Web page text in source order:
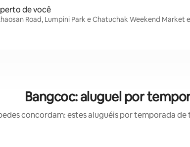
de você
Road, Lumpini Park e Chatuchak Weekend
Bangcoc: aluguel por
concordam: estes aluguéis por temporada